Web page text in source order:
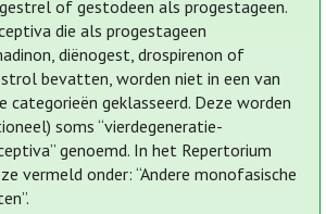
of gestodeen als progestageen.
die als progestageen
diënogest, drospirenon of
bevatten, worden niet in een van
categorieën geklasseerd. Deze worden
soms “vierdegeneratie-
genoemd. In het Repertorium
vermeld onder: “Andere monofasische